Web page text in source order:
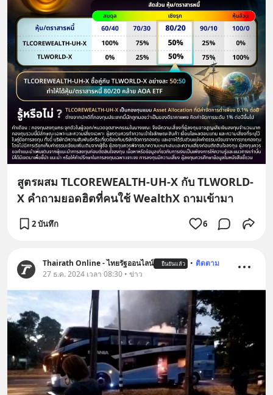
สูตรผสม TLCOREWEALTH-UH-X กับ TLWORLD-
X คำถามยอดฮิตที่คนใช้ WealthX ถามเข้ามา
2 บันทึก 6
Thairath Online - ไทยรัฐออนไลน์ ยืนยันแล้ว • ติดตาม
27 ธ.ค. 2024 เวลา 08:30 • ข่าว